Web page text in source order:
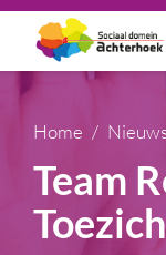
Home
Team